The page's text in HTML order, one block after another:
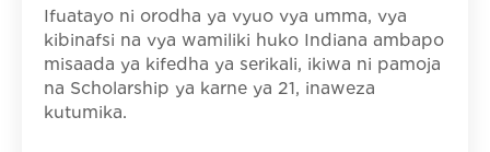
Ifuatayo ni orodha ya vyuo vya umma, vya
kibinafsi na vya wamiliki huko Indiana ambapo
misaada ya kifedha ya serikali, ikiwa ni pamoja
na Scholarship ya karne ya 21, inaweza
kutumika.